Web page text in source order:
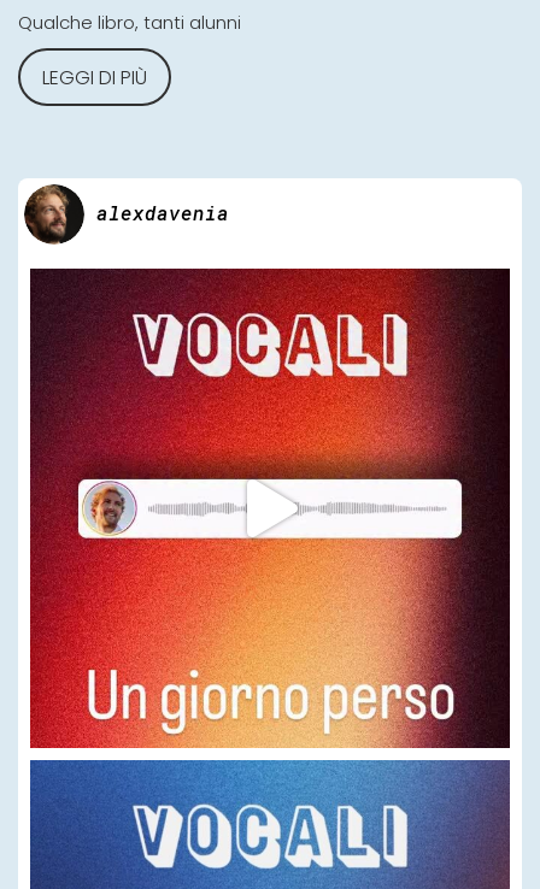
Qualche libro, tanti alunni
LEGGI DI PIÙ
alexdavenia